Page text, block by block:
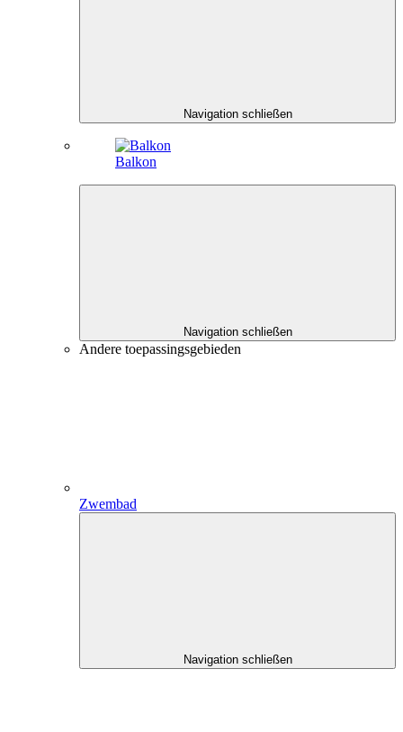
Navigation schließen
Balkon
Navigation schließen
Andere toepassingsgebieden
Zwembad
Navigation schließen